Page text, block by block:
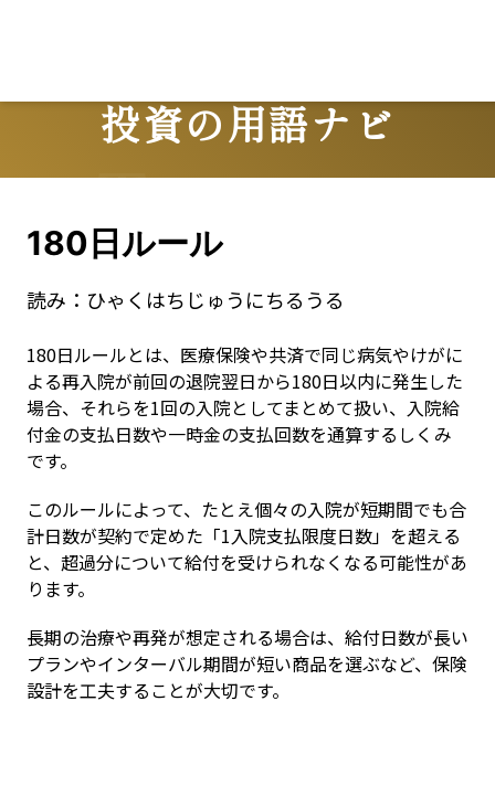
投資の用語ナビ
Terms
180日ルール
読み： ひゃくはちじゅうにちるうる
180日ルールとは、医療保険や共済で同じ病気やけがに
よる再入院が前回の退院翌日から180日以内に発生した
場合、それらを1回の入院としてまとめて扱い、入院給
付金の支払日数や一時金の支払回数を通算するしくみ
です。
このルールによって、たとえ個々の入院が短期間でも合
計日数が契約で定めた「1入院支払限度日数」を超える
と、超過分について給付を受けられなくなる可能性があ
ります。
長期の治療や再発が想定される場合は、給付日数が長い
プランやインターバル期間が短い商品を選ぶなど、保険
設計を工夫することが大切です。